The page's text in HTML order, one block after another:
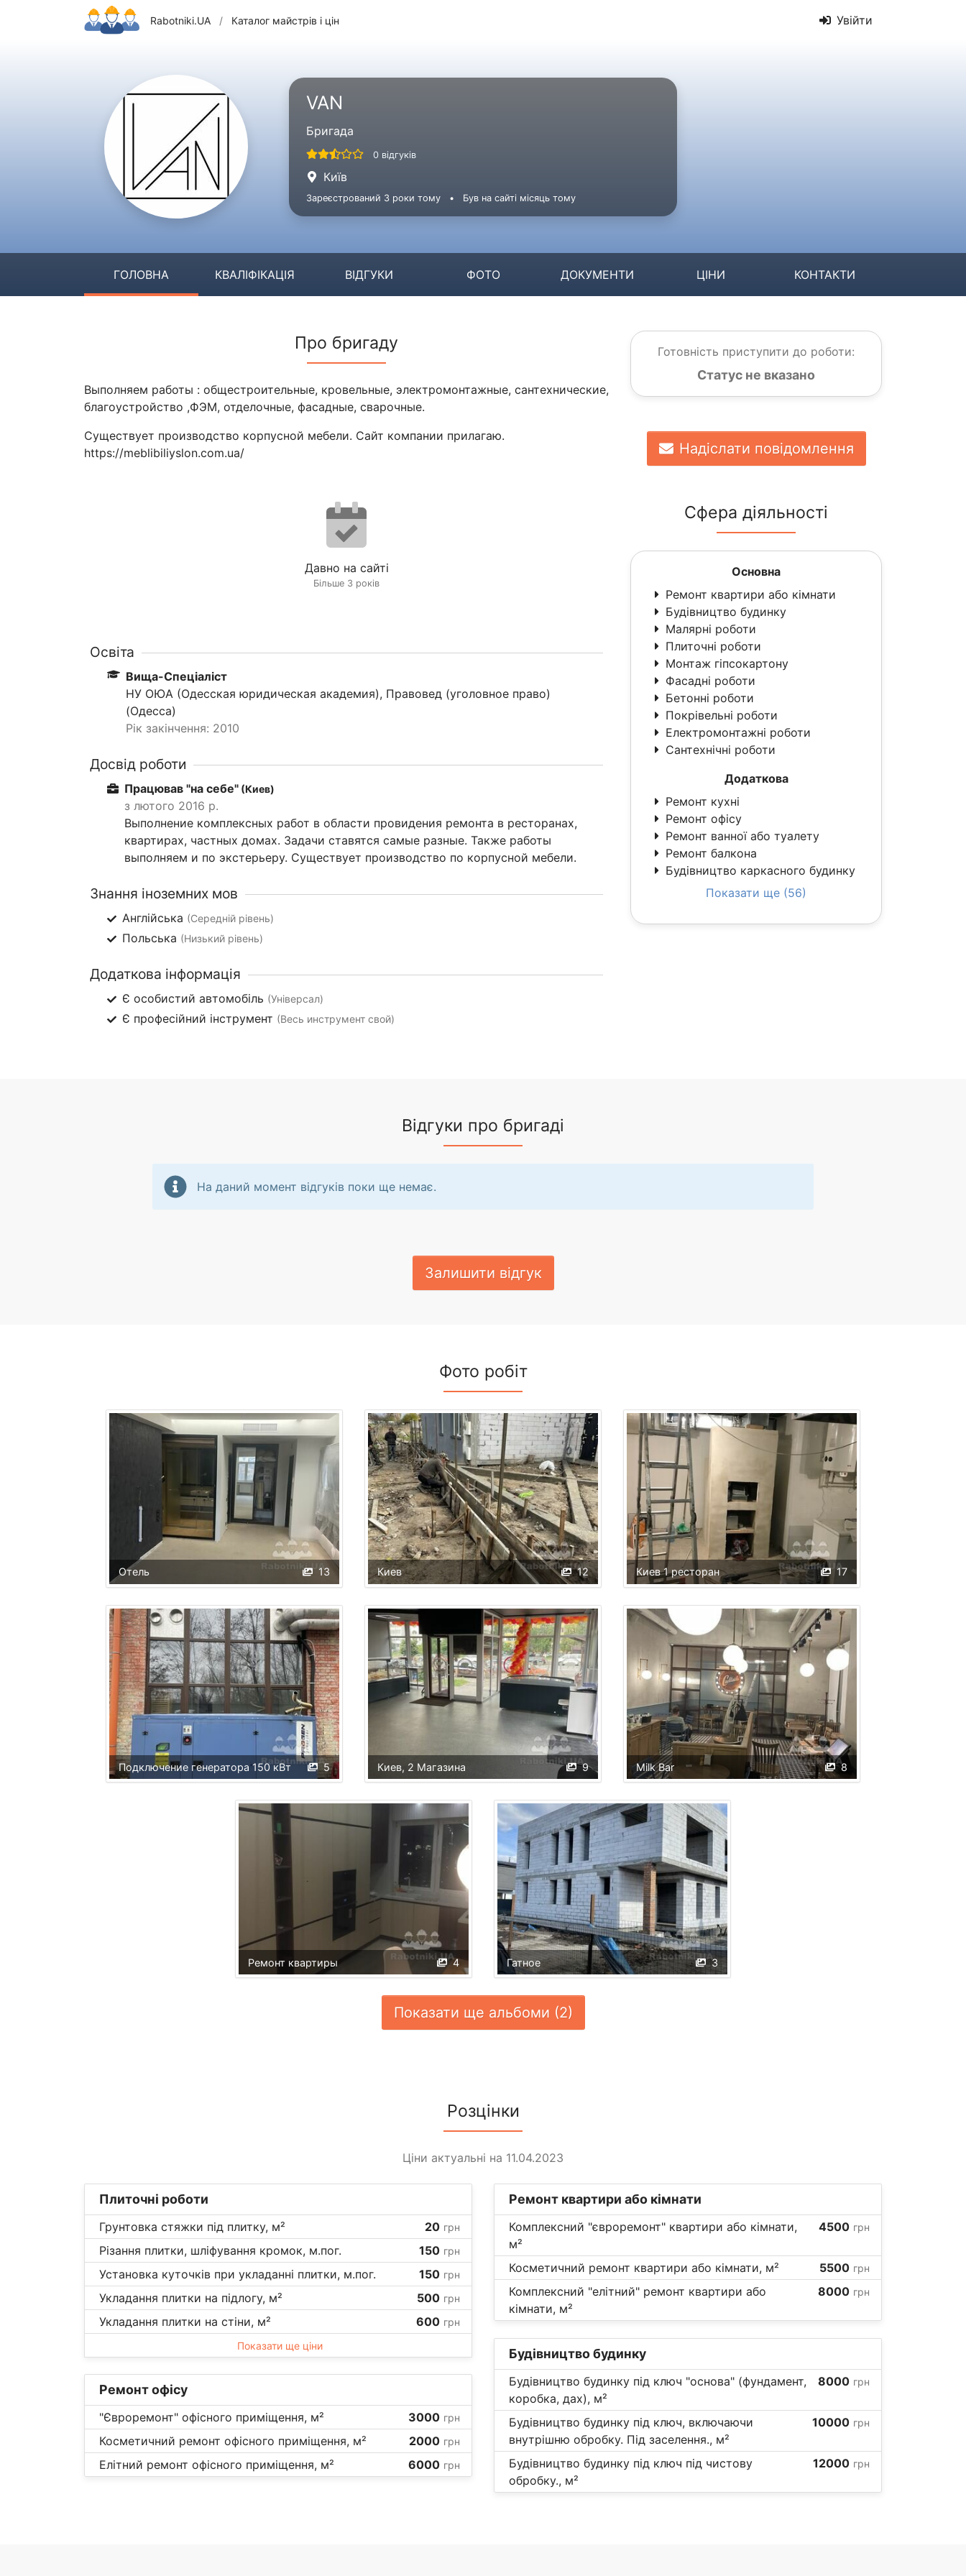
Rabotniki.UA / Каталог майстрів і цін Увійти
VAN
Бригада
0 відгуків
Київ
Зареєстрований 3 роки тому • Був на сайті місяць тому
ГОЛОВНА КВАЛІФІКАЦІЯ ВІДГУКИ ФОТО ДОКУМЕНТИ ЦІНИ КОНТАКТИ
Про бригаду
Выполняем работы : общестроительные, кровельные, электромонтажные, сантехнические,
благоустройство ,ФЭМ, отделочные, фасадные, сварочные.
Существует производство корпусной мебели. Сайт компании прилагаю.
https://meblibiliyslon.com.ua/
Давно на сайті
Більше 3 років
Освіта
Вища-Спеціаліст
НУ ОЮА (Одесская юридическая академия), Правовед (уголовное право)
(Одесса)
Рік закінчення: 2010
Досвід роботи
Працював "на себе" (Киев)
з лютого 2016 р.
Выполнение комплексных работ в области провидения ремонта в ресторанах,
квартирах, частных домах. Задачи ставятся самые разные. Также работы
выполняем и по экстерьеру. Существует производство по корпусной мебели.
Знання іноземних мов
Англійська (Середній рівень)
Польська (Низький рівень)
Додаткова інформація
Є особистий автомобіль (Універсал)
Є професійний інструмент (Весь инструмент свой)
Готовність приступити до роботи:
Статус не вказано
Надіслати повідомлення
Сфера діяльності
Основна
Ремонт квартири або кімнати
Будівництво будинку
Малярні роботи
Плиточні роботи
Монтаж гіпсокартону
Фасадні роботи
Бетонні роботи
Покрівельні роботи
Електромонтажні роботи
Сантехнічні роботи
Додаткова
Ремонт кухні
Ремонт офісу
Ремонт ванної або туалету
Ремонт балкона
Будівництво каркасного будинку
Показати ще (56)
Відгуки про бригаді
На даний момент відгуків поки ще немає.
Залишити відгук
Фото робіт
13
Отель 12
Киев 17
Киев 1 ресторан
5
Подключение генератора 150 кВт 9
Киев, 2 Магазина 8
Milk Bar
4
Ремонт квартиры 3
Гатное
Показати ще альбоми (2)
Розцінки
Ціни актуальні на 11.04.2023
Плиточні роботи
Грунтовка стяжки під плитку, м² 20 грн
Різання плитки, шліфування кромок, м.пог. 150 грн
Установка куточків при укладанні плитки, м.пог. 150 грн
Укладання плитки на підлогу, м² 500 грн
Укладання плитки на стіни, м² 600 грн
Показати ще ціни
Ремонт офісу
"Євроремонт" офісного приміщення, м² 3000 грн
Косметичний ремонт офісного приміщення, м² 2000 грн
Елітний ремонт офісного приміщення, м² 6000 грн
Ремонт квартири або кімнати
Комплексний "євроремонт" квартири або кімнати,
м²
4500 грн
Косметичний ремонт квартири або кімнати, м² 5500 грн
Комплексний "елітний" ремонт квартири або
кімнати, м²
8000 грн
Будівництво будинку
Будівництво будинку під ключ "основа" (фундамент,
коробка, дах), м²
8000 грн
Будівництво будинку під ключ, включаючи
внутрішню обробку. Під заселення., м²
10000 грн
Будівництво будинку під ключ під чистову
обробку., м²
12000 грн